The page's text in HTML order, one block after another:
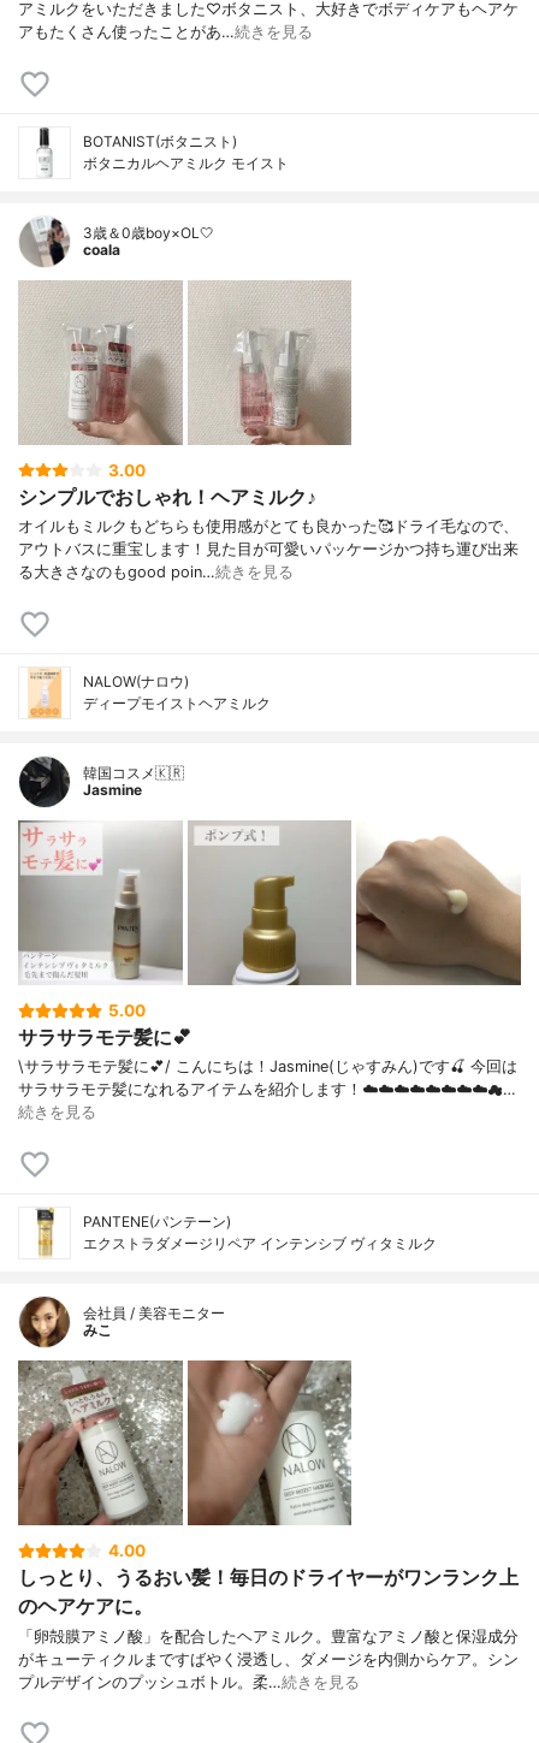
アミルクをいただきました♡ボタニスト、大好きでボディケアもヘアケ
アもたくさん使ったことがあ…続きを見る
BOTANIST(ボタニスト)
ボタニカルヘアミルク モイスト
3歳＆0歳boy×OL🤍
coala
3.00
シンプルでおしゃれ！ヘアミルク♪
オイルもミルクもどちらも使用感がとても良かった🥰ドライ毛なので、
アウトバスに重宝します！見た目が可愛いパッケージかつ持ち運び出来
る大きさなのもgood poin…続きを見る
NALOW(ナロウ)
ディープモイストヘアミルク
韓国コスメ🇰🇷
Jasmine
5.00
サラサラモテ髪に💕
\サラサラモテ髪に💕/ こんにちは！Jasmine(じゃすみん)です🍒 今回は
サラサラモテ髪になれるアイテムを紹介します！☁️☁️☁️☁️☁️☁️☁️☁️☁…
続きを見る
PANTENE(パンテーン)
エクストラダメージリペア インテンシブ ヴィタミルク
会社員 / 美容モニター
みこ
4.00
しっとり、うるおい髪！毎日のドライヤーがワンランク上
のヘアケアに。
「卵殻膜アミノ酸」を配合したヘアミルク。豊富なアミノ酸と保湿成分
がキューティクルまですばやく浸透し、ダメージを内側からケア。シン
プルデザインのプッシュボトル。柔…続きを見る